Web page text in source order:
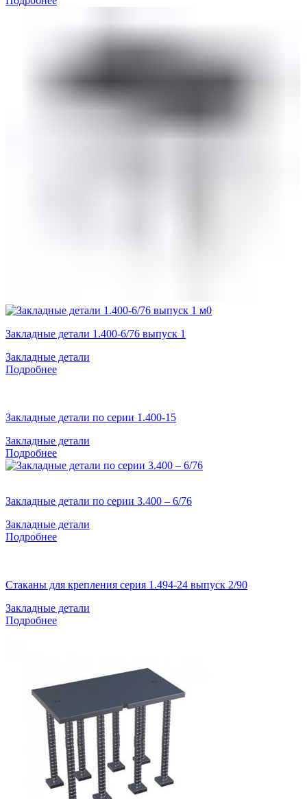
Закладные детали 1.400-6/76 выпуск 1
Закладные детали
Подробнее
Закладные детали по серии 1.400-15
Закладные детали
Подробнее
Закладные детали по серии 3.400 – 6/76
Закладные детали
Подробнее
Стаканы для крепления серия 1.494-24 выпуск 2/90
Закладные детали
Подробнее